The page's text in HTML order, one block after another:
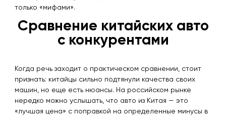
только «мифами».
Сравнение китайских авто
с конкурентами
Когда речь заходит о практическом сравнении, стоит
признать: китайцы сильно подтянули качества своих
машин, но еще есть нюансы. На российском рынке
нередко можно услышать, что авто из Китая — это
«лучшая цена» с поправкой на определенные минусы в